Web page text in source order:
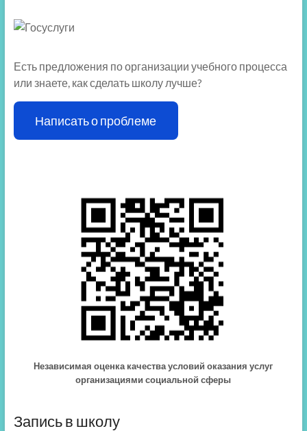
Есть предложения по организации учебного процесса
или знаете, как сделать школу лучше?
Написать о проблеме
Независимая оценка качества условий оказания услуг
организациями социальной сферы
Запись в школу